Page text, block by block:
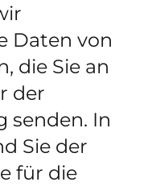
Daten von
die Sie an
der
senden. In
Sie der
für die